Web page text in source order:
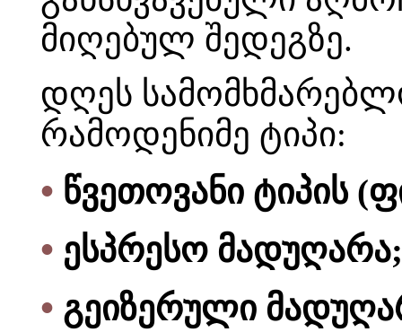
მიღებულ შედეგზე.
დღეს
რამოდენიმე ტიპი:
• წვეთოვანი ტიპის
• ესპრესო მადუღარა;
• გეიზერული